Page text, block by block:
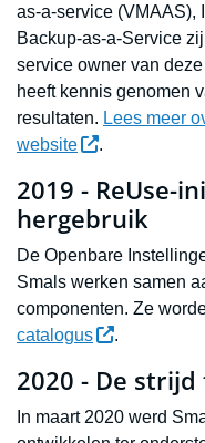
as-a-service (VMAAS),
Backup-as-a-Service
service owner van
heeft kennis genomen
resultaten. Lees meer
website
.
2019 - ReUse-
hergebruik
De Openbare
Smals werken samen
componenten. Ze
catalogus
.
2020 - De strijd
In maart 2020 werd